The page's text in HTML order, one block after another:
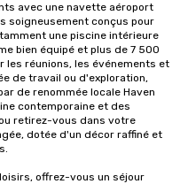
avec une navette aéroport
soigneusement conçus pour
une piscine intérieure
bien équipé et plus de 7 500
les réunions, les événements et
de travail ou d'exploration,
de renommée locale Haven
contemporaine et des
retirez-vous dans votre
dotée d'un décor raffiné et
offrez-vous un séjour